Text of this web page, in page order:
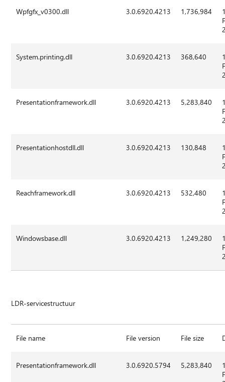
Wpfgfx_v0300.dll 3.0.6920.4213 1,736,984
System.printing.dll 3.0.6920.4213 368,640
Presentationframework.dll 3.0.6920.4213 5,283,840
Presentationhostdll.dll 3.0.6920.4213 130,848
Reachframework.dll 3.0.6920.4213 532,480
Windowsbase.dll 3.0.6920.4213 1,249,280
LDR-servicestructuur
File name File version File size
Presentationframework.dll 3.0.6920.5794 5,283,840